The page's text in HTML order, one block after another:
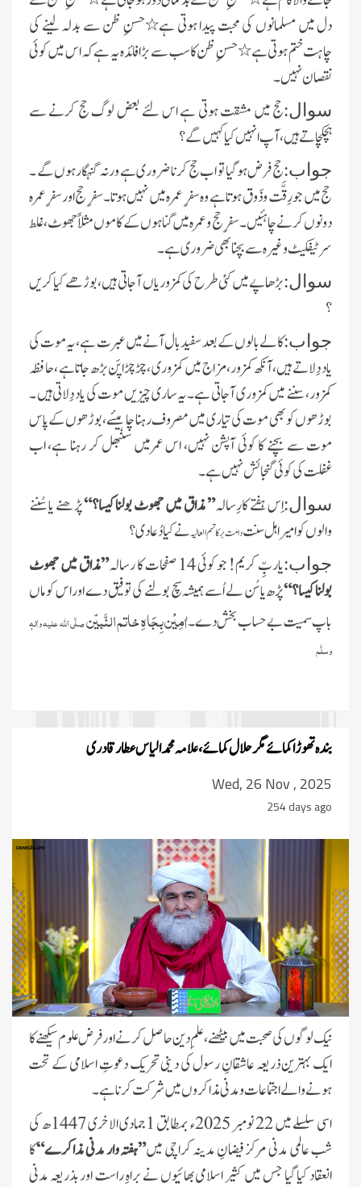
دل میں مسلمانوں کی محبت پیدا ہوتی ہے٭حسنِ ظن سے بدلہ لینے کی
چاہت ختم ہوتی ہے ٭حسنِ ظن کا سب سے بڑا فائدہ یہ ہے کہ اس میں کوئی
نقصان نہیں۔
سوال:حج میں مشقت ہوتی ہے اس لئے بعض لوگ حج کرنے سے
ہچکچاتے ہیں ،آپ انہیں کیا کہیں گے ؟
جواب:حج فرض ہوگیا تو اب حج کرنا ضروری ہے ورنہ گنہگارہوں گے ۔
حج میں جو رِقَّت و ذَوق ہوتا ہے وہ سفرِ عمرہ میں نہیں ہوتا۔سفرِ حج اورسفرِعمرہ
دونوں کرنے چاہئیں ۔سفرِحج وعمرہ میں گناہوں کے کاموں مثلاً جھوٹ، غلط
سرٹیفکیٹ وغیرہ سے بچنا بھی ضروری ہے ۔
سوال:بڑھاپے میں کئی طرح کی کمزوریاں آجاتی ہیں ،بوڑھے کیا کریں
؟
جواب:کالے بالوں کے بعد سفیدبال آنے میں عبرت ہے ،یہ موت کی
یاد دِلاتے ہیں ،آنکھ کمزور،مزاج میں کمزوری ،چڑچڑا پَن بڑھ جاتاہے ،حافظہ
کمزور،سننے میں کمزوری آجاتی ہے۔یہ ساری چیزیں موت کی یاد دِلاتی ہیں ۔
بوڑھوں کو بھی موت کی تیاری میں مصروف رہنا چاہیئے، بوڑھوں کےپاس
موت سے بچنے کا کوئی آپشن نہیں، اس عمرمیں سنبھل کر رہنا ہے، اب
غفلت کی کوئی گنجائش نہیں ہے ۔
سوال:اِس ہفتے کارِسالہ” مذاق میں جھوٹ بولنا کیسا؟“پڑھنے یاسُننے
والوں کوامیراہل سنتدامت برکاتہم العالیہنے کیا دُعا دی ؟
جواب:یاربِّ کریم! جو کوئی 14 صفحات کا رسالہ
”مذاق میں جھوٹ
بولنا کیسا؟“پڑھ یا سُن لے اُسے ہمیشہ سچ بولنے کی توفیق دے اور اس کو ماں
باپ سمیت بے حساب بخش دے۔اٰمِیْن بِجَاہِ خاتم النَّبیّنصلَّی اللہ علیہ واٰلہٖ
وسلَّم
بندہ تھوڑا کمائے مگر حلال کمائے، علامہ محمد الیاس عطار قادری
Wed, 26 Nov , 2025
254 days ago
نیک لوگوں کی صحبت میں بیٹھنے، علمِ دین حاصل کرنے اور فرض علوم سیکھنے کا
ایک بہترین ذریعہ عاشقانِ رسول کی دینی تحریک دعوتِ اسلامی کے تحت
ہونے والے اجتماعات و مدنی مذاکروں میں شرکت کرنا ہے۔
اسی سلسلے میں 22 نومبر 2025ء بمطابق 1جمادی الاخری 1447ھ کی
شب عالمی مدنی مرکز فیضانِ مدینہ کراچی میں”ہفتہ وار مدنی مذاکرے“کا
انعقاد کیا گیا جس میں کثیر اسلامی بھائیوں نے براہِ راست اور بذریعہ مدنی